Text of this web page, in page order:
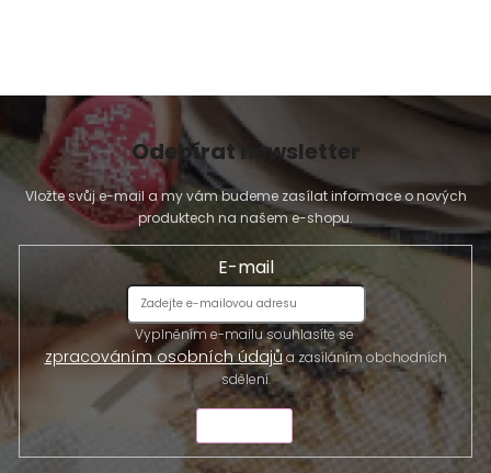
Odebírat newsletter
Vložte svůj e-mail a my vám budeme zasílat informace o nových
produktech na našem e-shopu.
E-mail
Vyplněním e-mailu souhlasíte se
zpracováním osobních údajůa zasíláním obchodních
sdělení.